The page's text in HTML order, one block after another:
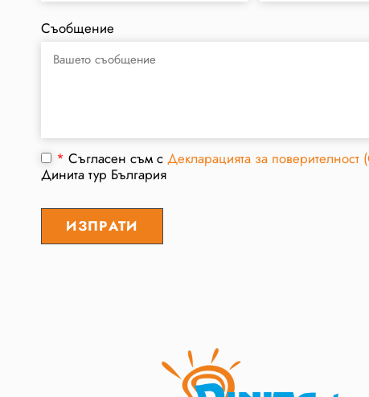
Съобщение
* Съгласен съм с Декларацията за поверителност
Динита тур България